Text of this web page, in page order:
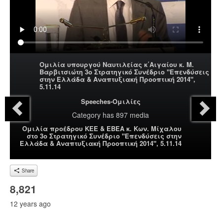
Ομιλία υπουργού Ναυτιλείας κ΄Αιγαίου κ. Μ.
Βαρβιτσιώτη 3ο Στρατηγικό Συνέδριο "Επενδύσεις
στην Ελλάδα & Αναπτυξιακή Προοπτική 2014",
5.11.14
Speeches-Ομιλίες
Category has 897 media
Ομιλία προέδρου ΚΕΕ & ΕΒΕΑ κ. Κων. Μίχαλου
στο 3ο Στρατηγικό Συνέδριο "Επενδύσεις στην
Ελλάδα & Αναπτυξιακή Προοπτική 2014", 5.11.14
Share
8,821
12 years ago